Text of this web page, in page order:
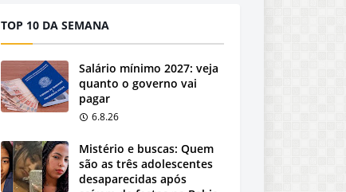
TOP 10 DA SEMANA
Salário mínimo 2027: veja
quanto o governo vai
pagar
6.8.26
Mistério e buscas: Quem
são as três adolescentes
desaparecidas após